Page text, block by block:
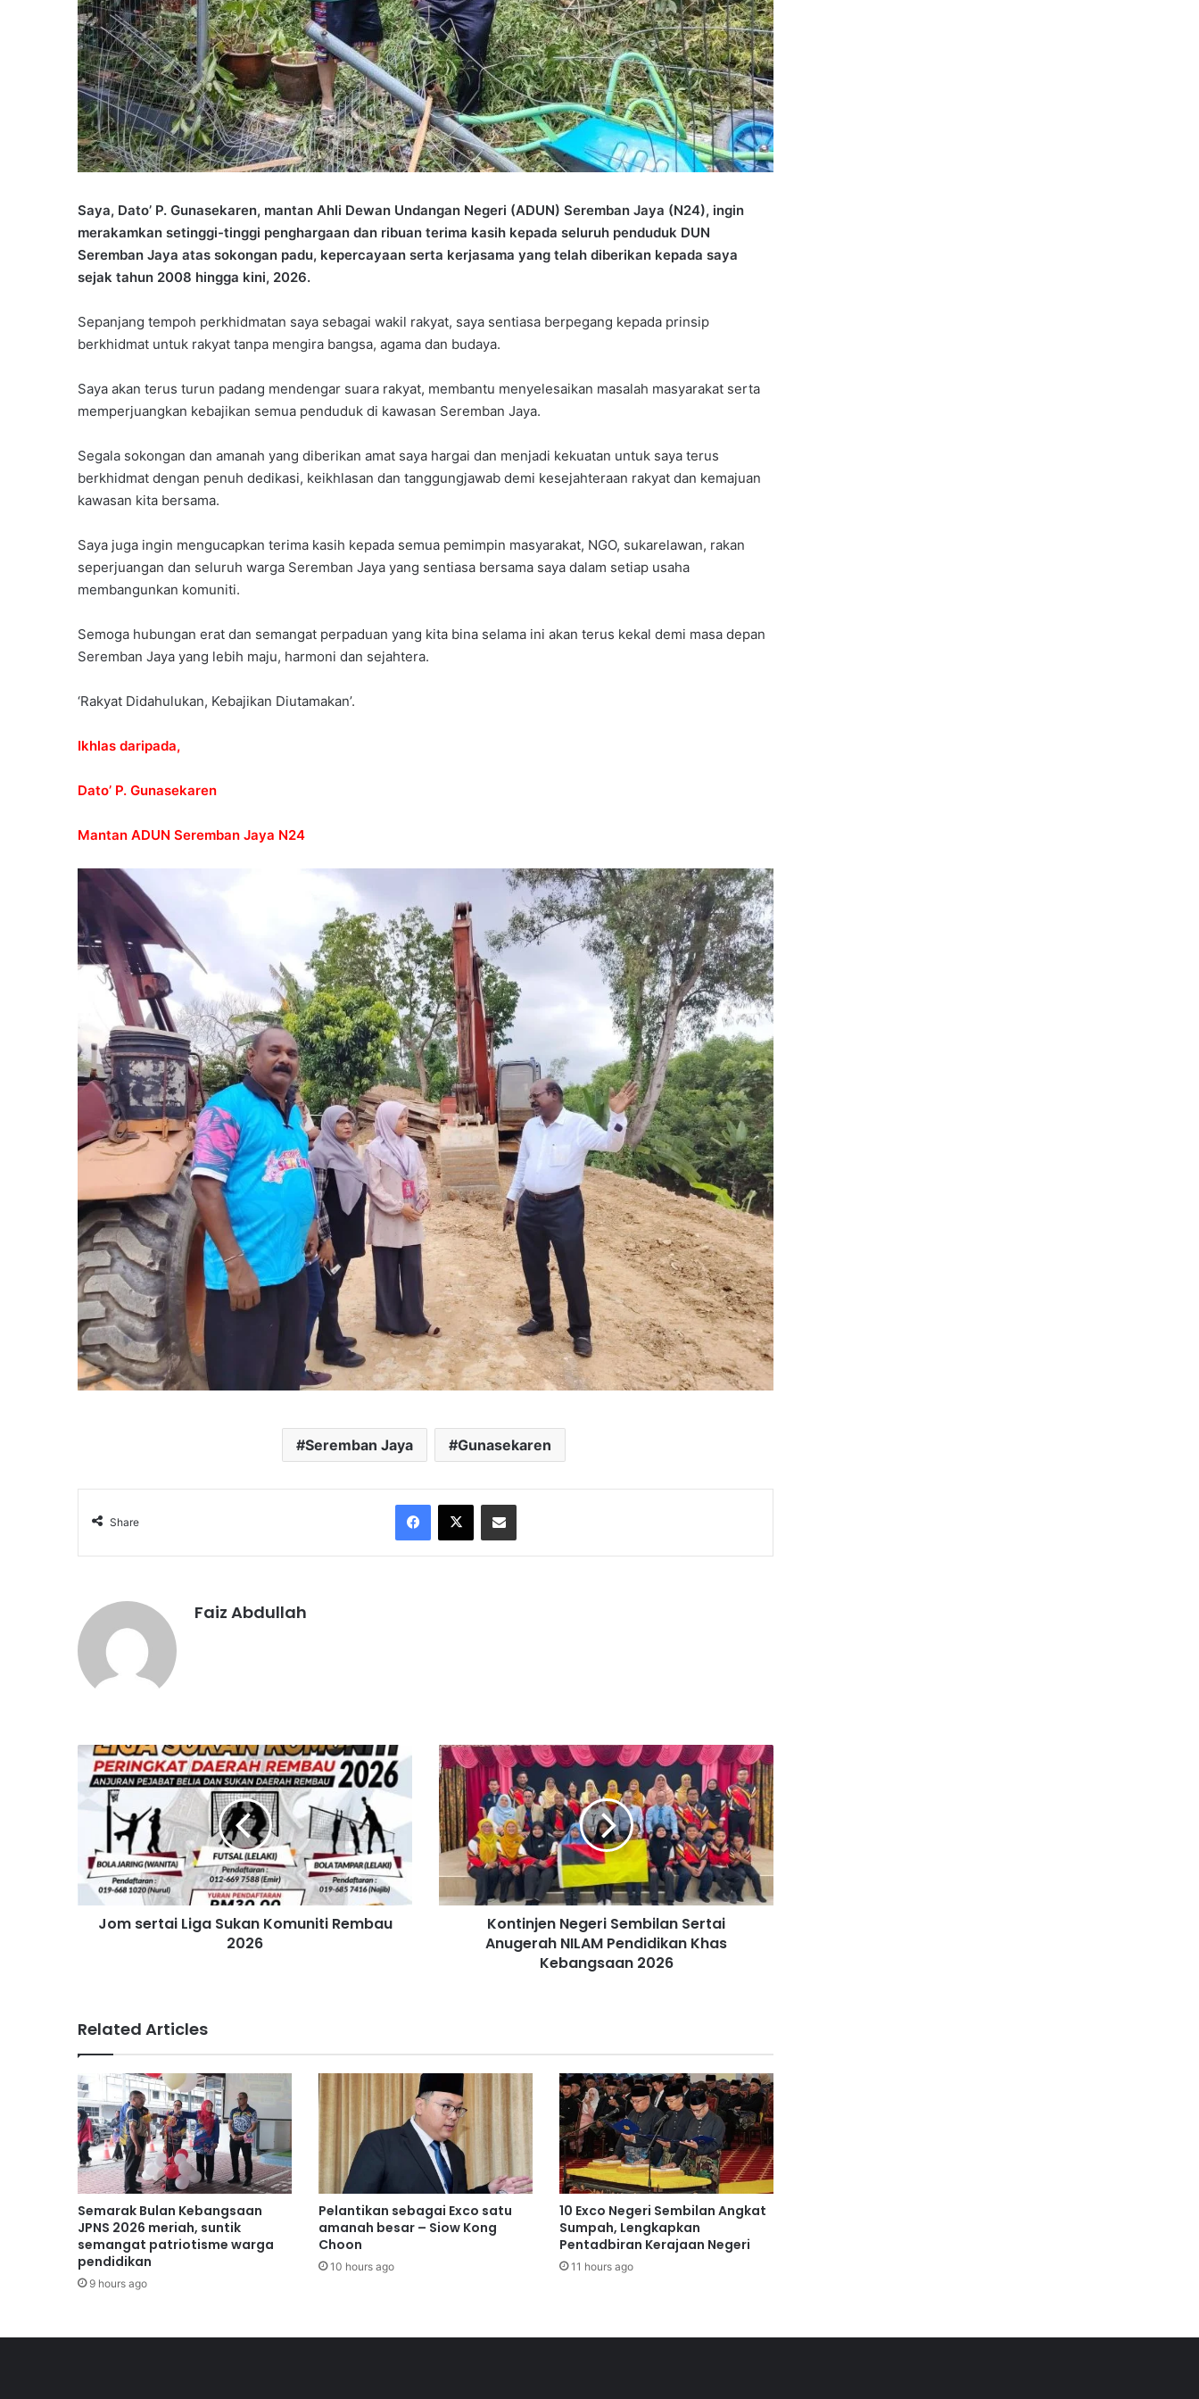
Saya, Dato’ P. Gunasekaren, mantan Ahli Dewan Undangan Negeri (ADUN) Seremban Jaya (N24), ingin
merakamkan setinggi-tinggi penghargaan dan ribuan terima kasih kepada seluruh penduduk DUN
Seremban Jaya atas sokongan padu, kepercayaan serta kerjasama yang telah diberikan kepada saya
sejak tahun 2008 hingga kini, 2026.
Sepanjang tempoh perkhidmatan saya sebagai wakil rakyat, saya sentiasa berpegang kepada prinsip
berkhidmat untuk rakyat tanpa mengira bangsa, agama dan budaya.
Saya akan terus turun padang mendengar suara rakyat, membantu menyelesaikan masalah masyarakat serta
memperjuangkan kebajikan semua penduduk di kawasan Seremban Jaya.
Segala sokongan dan amanah yang diberikan amat saya hargai dan menjadi kekuatan untuk saya terus
berkhidmat dengan penuh dedikasi, keikhlasan dan tanggungjawab demi kesejahteraan rakyat dan kemajuan
kawasan kita bersama.
Saya juga ingin mengucapkan terima kasih kepada semua pemimpin masyarakat, NGO, sukarelawan, rakan
seperjuangan dan seluruh warga Seremban Jaya yang sentiasa bersama saya dalam setiap usaha
membangunkan komuniti.
Semoga hubungan erat dan semangat perpaduan yang kita bina selama ini akan terus kekal demi masa depan
Seremban Jaya yang lebih maju, harmoni dan sejahtera.
‘Rakyat Didahulukan, Kebajikan Diutamakan’.
Ikhlas daripada,
Dato’ P. Gunasekaren
Mantan ADUN Seremban Jaya N24
Seremban Jaya Gunasekaren
Share
Faiz Abdullah
s
a
i
k
a
n
K
o
m
u
n
i
t
R
e
m
u
Jom sertai Liga Sukan Komuniti Rembau
2026
K
o
n
t
i
n
n
e
m
b
i
l
a
n
S
e
r
u
Kontinjen Negeri Sembilan Sertai
Anugerah NILAM Pendidikan Khas
Kebangsaan 2026
Related Articles
Semarak Bulan Kebangsaan
JPNS 2026 meriah, suntik
semangat patriotisme warga
pendidikan
9 hours ago
Pelantikan sebagai Exco satu
amanah besar – Siow Kong
Choon
10 hours ago
10 Exco Negeri Sembilan Angkat
Sumpah, Lengkapkan
Pentadbiran Kerajaan Negeri
11 hours ago